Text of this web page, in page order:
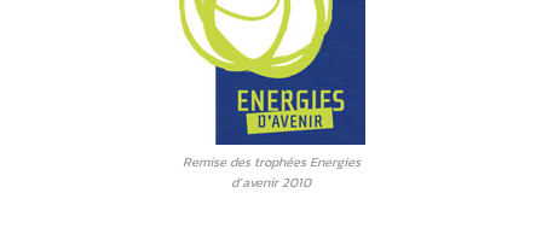
Remise des trophées Energies
d’avenir 2010